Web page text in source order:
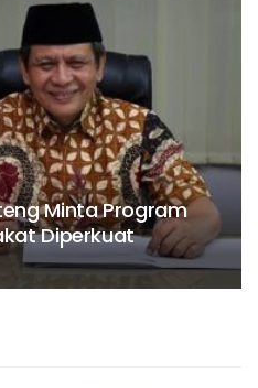
Minta Program
Diperkuat